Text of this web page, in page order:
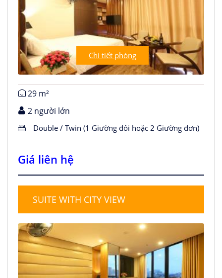
Chi tiết phòng
29 m²
2 người lớn
Double / Twin (1 Giường đôi hoặc 2 Giường đơn)
Giá liên hệ
SUITE WITH CITY VIEW